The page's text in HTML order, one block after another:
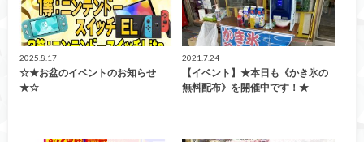
2025.8.17
☆★お盆のイベントのお知らせ
★☆
2021.7.24
【イベント】★本日も《かき氷の
無料配布》を開催中です！★